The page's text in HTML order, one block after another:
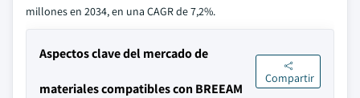
millones en 2034, en una CAGR de 7,2%.
Aspectos clave del mercado de
materiales compatibles con BREEAM
Compartir